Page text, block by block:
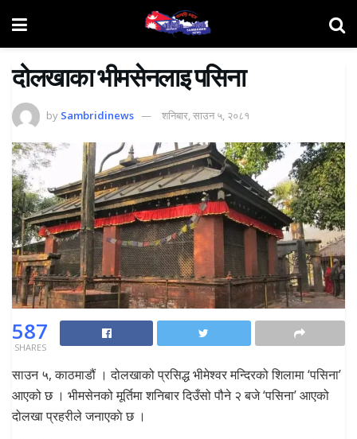
दोलखाका भीमसेनलाइ पसिना
by Sambridinews शनिबार, साउन ५, २०८१
587
SHARES
साउन ५, काठमाडौं । दोलखाको प्रसिद्ध भीमेश्वर मन्दिरको शिलामा ‘पसिना’
आएको छ । भीमसेनको मूर्तिमा शनिबार दिउँसो पौने २ बजे ‘पसिना’ आएको
दोलखा प्रहरीले जनाएकाे छ ।